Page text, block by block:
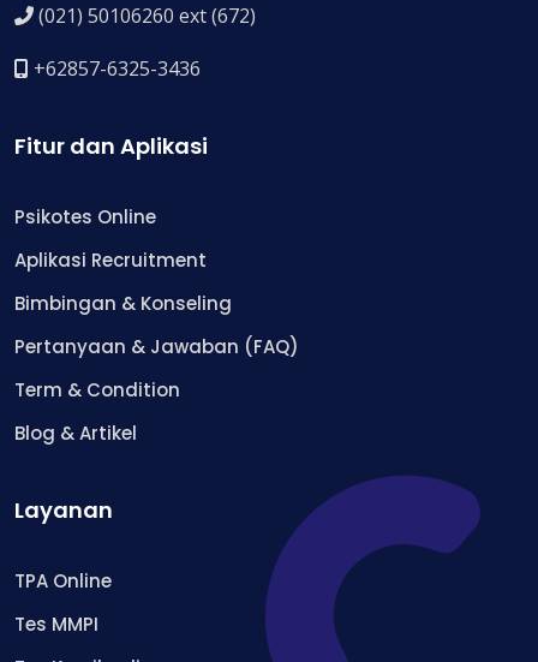
(021) 50106260 ext (672)
+62857-6325-3436
Fitur dan Aplikasi
Psikotes Online
Aplikasi Recruitment
Bimbingan & Konseling
Pertanyaan & Jawaban (FAQ)
Term & Condition
Blog & Artikel
Layanan
TPA Online
Tes MMPI